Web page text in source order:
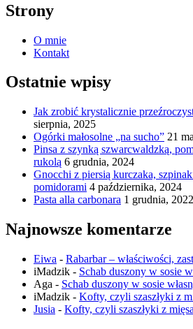
Strony
O mnie
Kontakt
Ostatnie wpisy
Jak zrobić krystalicznie
sierpnia, 2025
Ogórki małosolne „na sucho” 21
Pinsa z szynką szwarcwaldzką,
rukolą 6 grudnia, 2024
Gnocchi z piersią kurczaka,
pomidorami 4 października, 2024
Pasta alla carbonara 1 grudnia, 2022
Najnowsze komentarze
Eiwa - Rabarbar – właściwości,
iMadzik - Schab duszony w sosie
Aga - Schab duszony w sosie
iMadzik - Kofty, czyli szaszłyki z
Jusia - Kofty, czyli szaszłyki z